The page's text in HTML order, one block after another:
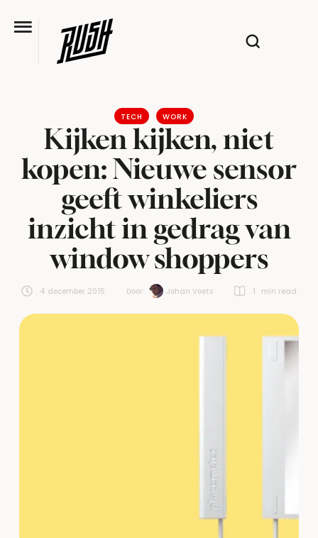
TECH WORK
Kijken kijken, niet
kopen: Nieuwe sensor
geeft winkeliers
inzicht in gedrag van
window shoppers
4 december 2015 Door: Johan Voets 1 min read